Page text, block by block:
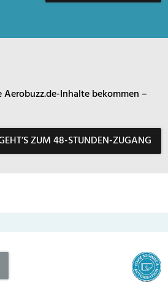
Inhalte bekommen –
ZUM 48-STUNDEN-ZUGANG